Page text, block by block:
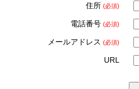
住所 (必須)
電話番号 (必須)
メールアドレス (必須)
URL